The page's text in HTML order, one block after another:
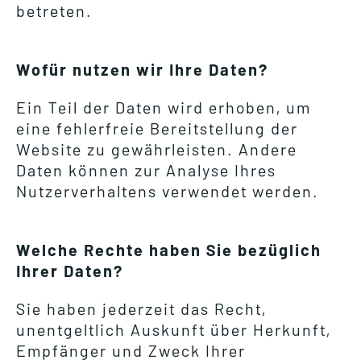
betreten.
Wofür nutzen wir Ihre Daten?
Ein Teil der Daten wird erhoben, um
eine fehlerfreie Bereitstellung der
Website zu gewährleisten. Andere
Daten können zur Analyse Ihres
Nutzerverhaltens verwendet werden.
Welche Rechte haben Sie bezüglich
Ihrer Daten?
Sie haben jederzeit das Recht,
unentgeltlich Auskunft über Herkunft,
Empfänger und Zweck Ihrer